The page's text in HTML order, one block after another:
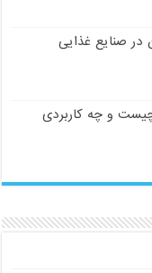
در صنایع غذایی
و چه کاربردی